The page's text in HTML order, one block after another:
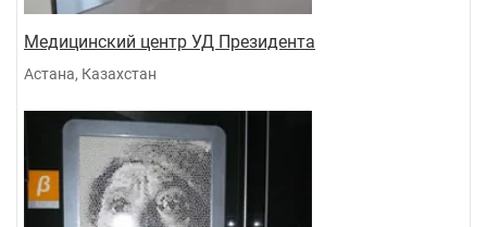
Медицинский центр УД Президента
Астана, Казахстан